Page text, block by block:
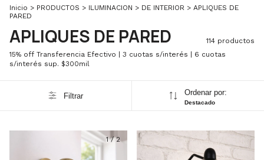
Inicio > PRODUCTOS > ILUMINACION > DE INTERIOR > APLIQUES DE
PARED
APLIQUES DE PARED
114 productos
15% off Transferencia Efectivo | 3 cuotas s/interés | 6 cuotas
s/interés sup. $300mil
Filtrar Ordenar por:
Destacado
1/2